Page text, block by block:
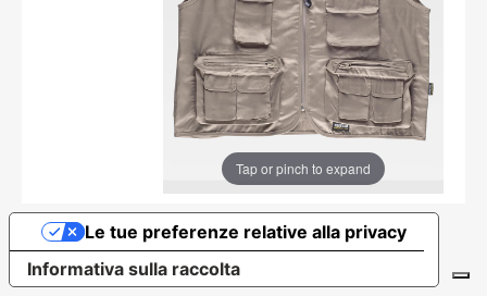
Tap or pinch to expand
Informativa sulla raccolta
Le tue preferenze relative alla privacy